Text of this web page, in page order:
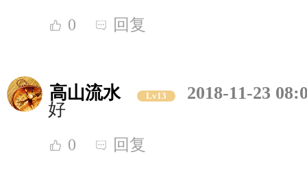
0 回复
高山流水 Lv13
2018-11-23
好
0 回复